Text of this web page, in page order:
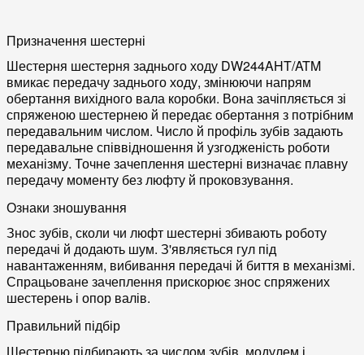
Призначення шестерні
Шестерня шестерня заднього ходу DW244AHT/ATM
вмикає передачу заднього ходу, змінюючи напрям
обертання вихідного вала коробки. Вона зачіпляється зі
спряженою шестернею й передає обертання з потрібним
передавальним числом. Число й профіль зубів задають
передавальне співвідношення й узгодженість роботи
механізму. Точне зачеплення шестерні визначає плавну
передачу моменту без люфту й проковзування.
Ознаки зношування
Знос зубів, сколи чи люфт шестерні збивають роботу
передачі й додають шум. З'являється гул під
навантаженням, вибивання передачі й биття в механізмі.
Спрацьоване зачеплення прискорює знос спряжених
шестерень і опор валів.
Правильний підбір
Шестерню підбирають за числом зубів, модулем і